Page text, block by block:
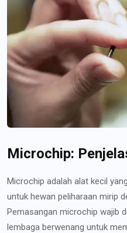
Microchip:
Microchip adalah alat kecil
untuk hewan peliharaan mirip
Pemasangan microchip wajib
lembaga berwenang untuk